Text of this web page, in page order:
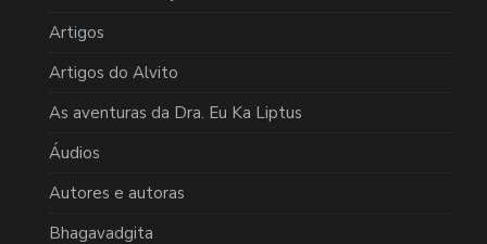
Artigos
Artigos do Alvito
As aventuras da Dra. Eu Ka Liptus
Áudios
Autores e autoras
Bhagavadgita